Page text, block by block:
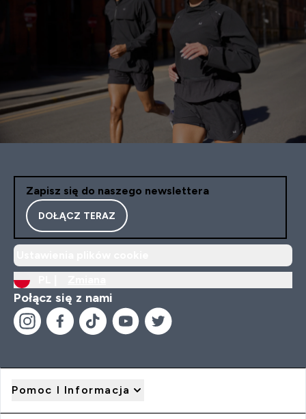
Zapisz się do naszego newslettera
DOŁĄCZ TERAZ
Połącz się z nami
Pomoc I Informacja